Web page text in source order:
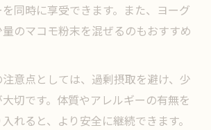
同時に享受できます。また、ヨーグ
のマコモ粉末を混ぜるのもおすすめ
意点としては、過剰摂取を避け、少
切です。体質やアレルギーの有無を
れると、より安全に継続できます。